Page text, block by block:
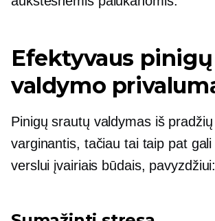
Efektyvaus
valdymo
Pinigų srautų valdymas iš
varginantis, tačiau tai taip pat
verslui įvairiais būdais, pavyzdžiui: